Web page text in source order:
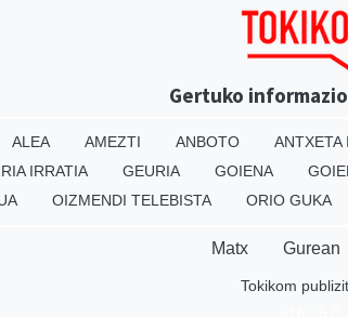
Gertuko
ALEA AMEZTI ANBOTO ANTXETA
IRRATIA GEURIA GOIENA
OIZMENDI TELEBISTA ORIO GUKA
Matx Gurean
Tokikom